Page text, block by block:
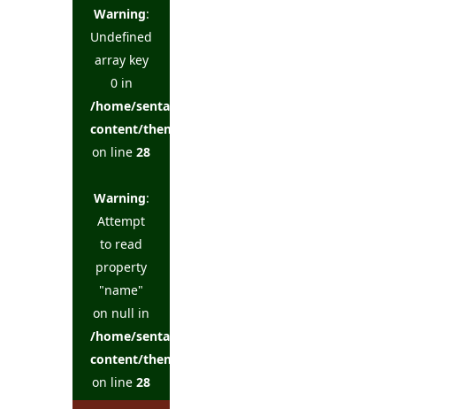
Warning:
Undefined
array key
0 in
/home/sentakuya/charoku.jp/public_html/wp-
content/themes/kadan_tcd056/single.php
on line 28
Warning:
Attempt
to read
property
"name"
on null in
/home/sentakuya/charoku.jp/public_html/wp-
content/themes/kadan_tcd056/single.php
on line 28